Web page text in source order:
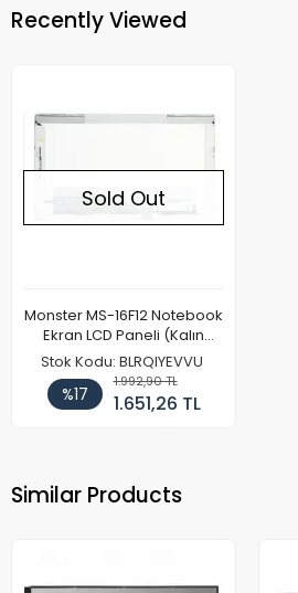
Recently Viewed
Sold Out
Monster MS-16F12 Notebook
Ekran LCD Paneli (Kalın
Kasa)
Stok Kodu: BLRQIYEVVU
%17
1.992,90 TL
1.651,26 TL
Similar Products